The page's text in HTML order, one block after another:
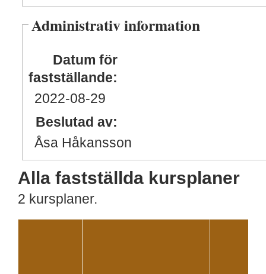
Administrativ information
Datum för
fastställande:
2022-08-29
Beslutad av:
Åsa Håkansson
Alla fastställda kursplaner
2 kursplaner.